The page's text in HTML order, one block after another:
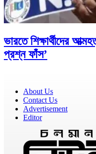
ভারতে শিক্ষার্থীদের
প্রশ্ন ফাঁস’
About Us
Contact Us
Advertisement
Editor